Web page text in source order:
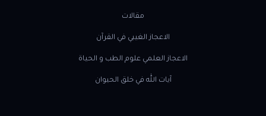
مقالات
الاعجاز الغيبي في القرآن
الاعجاز العلمي علوم الطب و الحياة
آيات الله في خلق الحيوان